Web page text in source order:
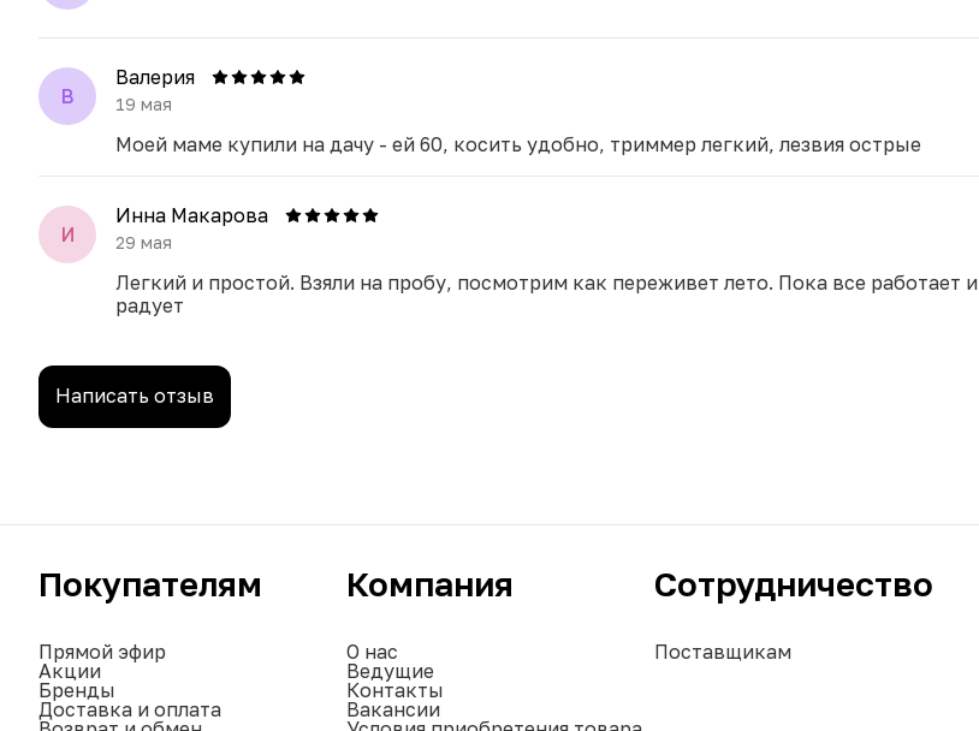
В
Валерия
19 мая
Моей маме купили на дачу - ей 60, косить удобно, триммер легкий, лезвия острые
И
Инна Макарова
29 мая
Легкий и простой. Взяли на пробу, посмотрим как переживет лето. Пока все работает и
радует
Написать отзыв
Покупателям
Прямой эфир
Акции
Бренды
Доставка и оплата
Компания
О нас
Ведущие
Контакты
Вакансии
Сотрудничество
Поставщикам